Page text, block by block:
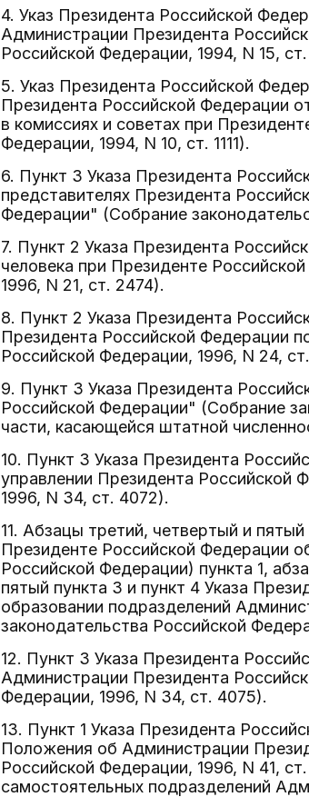
4. Указ Президента Российской
Администрации Президента
Российской Федерации, 1994, N 15, ст.
5. Указ Президента Российской
Президента Российской Федерации
в комиссиях и советах при
Федерации, 1994, N 10, ст. 1111).
6. Пункт 3 Указа Президента
представителях Президента
Федерации" (Собрание
7. Пункт 2 Указа Президента
человека при Президенте
1996, N 21, ст. 2474).
8. Пункт 2 Указа Президента
Президента Российской Федерации
Российской Федерации, 1996, N 24,
9. Пункт 3 Указа Президента
Российской Федерации" (Собрание
части, касающейся штатной
10. Пункт 3 Указа Президента
управлении Президента Российской
1996, N 34, ст. 4072).
11. Абзацы третий, четвертый и
Президенте Российской Федерации
Российской Федерации) пункта 1,
пятый пункта 3 и пункт 4 Указа
образовании подразделений
законодательства Российской
12. Пункт 3 Указа Президента
Администрации Президента
Федерации, 1996, N 34, ст. 4075).
13. Пункт 1 Указа Президента
Положения об Администрации
Российской Федерации, 1996, N 41,
самостоятельных подразделений